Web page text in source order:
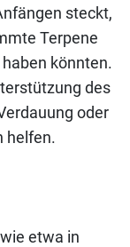
steckt,
Terpene
könnten.
des
oder
helfen.
etwa in